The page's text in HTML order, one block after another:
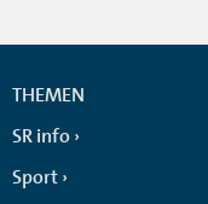
THEMEN
SR info
Sport